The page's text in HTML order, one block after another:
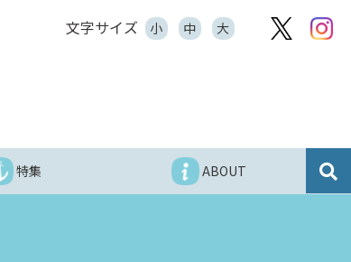
文字サイズ 小 中 大
特集 ABOUT